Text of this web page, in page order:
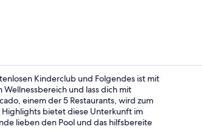
Rezeption
Kinderclub und Folgendes ist mit
und lass dich mit
einem der 5 Restaurants, wird zum
bietet diese Unterkunft im
lieben den Pool und das hilfsbereite